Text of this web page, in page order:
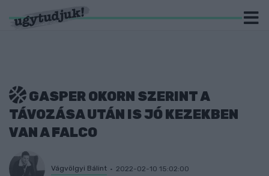
GASPER OKORN SZERINT A
TÁVOZÁSA UTÁN IS JÓ KEZEKBEN
VAN A FALCO
Vágvölgyi Bálint 2022-02-10 15:02:00